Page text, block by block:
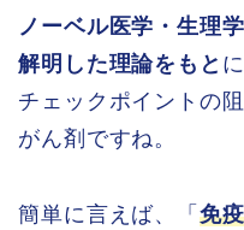
ノーベル医学・生理
解明した理論をもと
チェックポイントの
がん剤ですね。
簡単に言えば、「免